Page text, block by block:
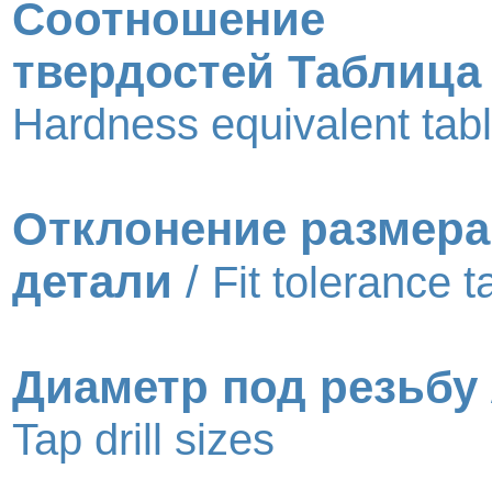
Соотношение
твердостей Таблица
Hardness equivalent
Отклонение размера
детали / Fit tolerance
Диаметр под резьбу
Tap drill sizes